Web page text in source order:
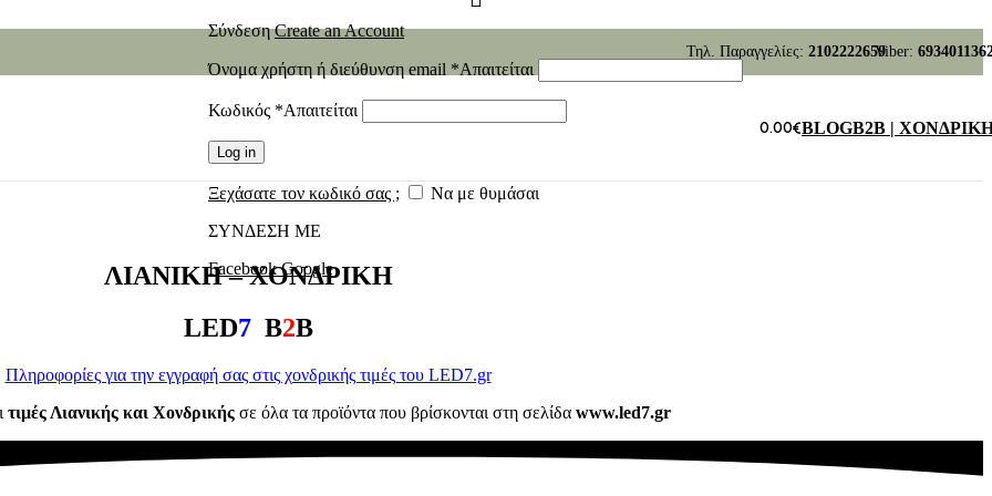
Τηλ. Παραγγελίες: 2102222659Viber:
ΣύνδεσηCreate an Account
Όνομα χρήστη ή διεύθυνση email *Απαιτείται
Κωδικός *Απαιτείται
Log in
Ξεχάσατε τον κωδικό σας ;
Να με θυμάσαι
ΣΥΝΔΕΣΗ ΜΕ
FacebookGoogle
0.00€BLOGB2B |
ΛΙΑΝΙΚΗ – ΧΟΝΔΡΙΚΗ
LED7B2B
Πληροφορίες για την εγγραφή σας στις χονδρικής τιμές του LED7.gr
τιμές Λιανικής και Χονδρικήςσε όλα τα προϊόντα που βρίσκονται στη σελίδαwww.led7.gr